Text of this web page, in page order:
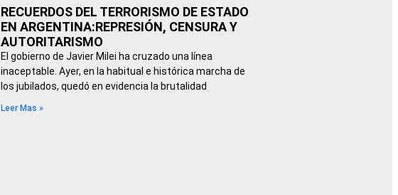
RECUERDOS DEL TERRORISMO DE ESTADO
EN ARGENTINA:REPRESIÓN, CENSURA Y
AUTORITARISMO
El gobierno de Javier Milei ha cruzado una línea
inaceptable. Ayer, en la habitual e histórica marcha de
los jubilados, quedó en evidencia la brutalidad
Leer Mas »